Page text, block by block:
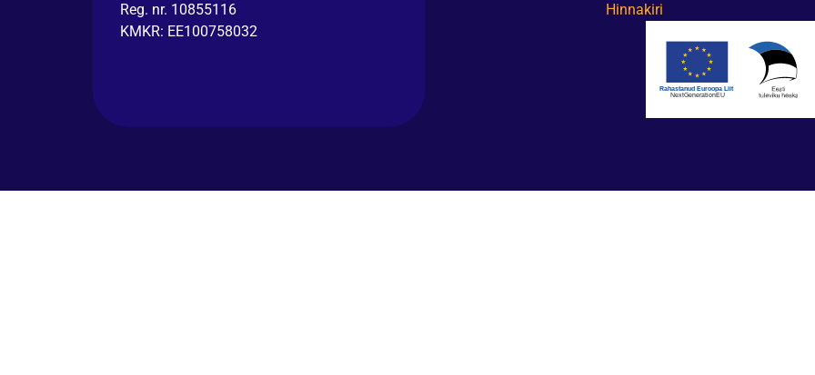
Reg. nr. 10855116
KMKR: EE100758032
Hinnakiri